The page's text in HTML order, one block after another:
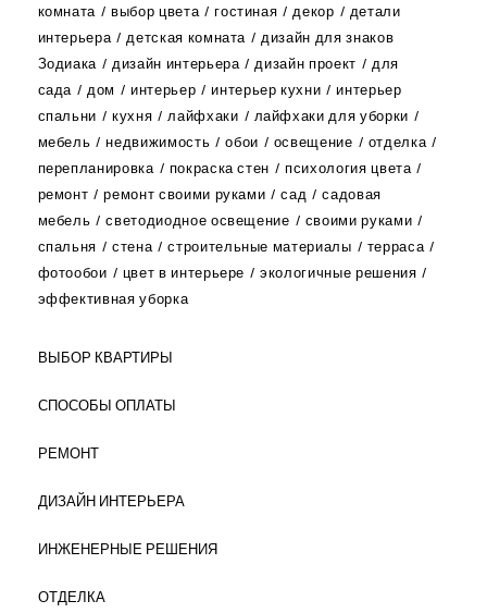
комната
выбор цвета гостиная декор
детали
интерьера
детская комната
дизайн для знаков
Зодиака
дизайн интерьера дизайн проект
для
сада
дом интерьер интерьер кухни
интерьер
спальни
кухня лайфхаки
лайфхаки для уборки
мебель
недвижимость обои освещение
отделка
перепланировка
покраска стен
психология цвета
ремонт
ремонт своими руками сад
садовая
мебель
светодиодное освещение
своими руками
спальня
стена строительные материалы
терраса
фотообои
цвет в интерьере
экологичные решения
эффективная уборка
ВЫБОР КВАРТИРЫ
СПОСОБЫ ОПЛАТЫ
РЕМОНТ
ДИЗАЙН ИНТЕРЬЕРА
ИНЖЕНЕРНЫЕ РЕШЕНИЯ
ОТДЕЛКА